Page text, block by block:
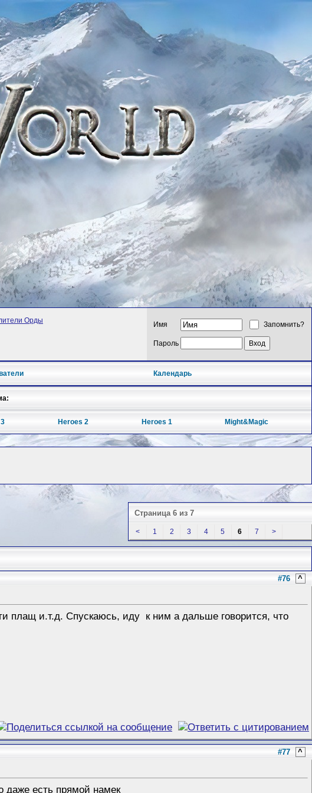
Орды
Имя Запомнить?
Пароль
Календарь
Heroes 2 Heroes 1 Might&Magic
Страница 6 из 7
< 1 2 3 4 5 6 7 >
#76 ^
плащ и.т.д. Спускаюсь, иду к ним а дальше говорится, что
#77 ^
даже есть прямой намек